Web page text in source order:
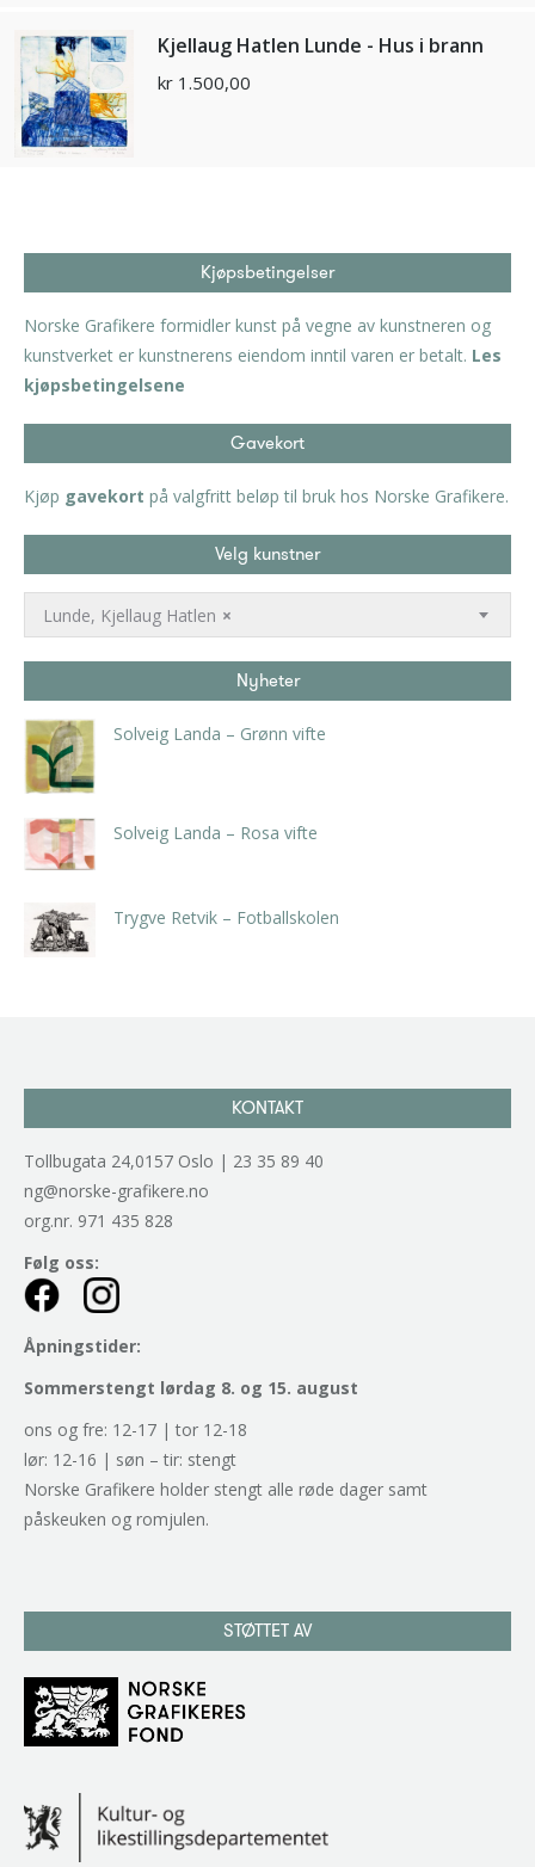
Kjellaug Hatlen Lunde - Hus i brann
kr 1.500,00
Kjøpsbetingelser
Norske Grafikere formidler kunst på vegne av kunstneren og
kunstverket er kunstnerens eiendom inntil varen er betalt. Les
kjøpsbetingelsene
Gavekort
Kjøp gavekort på valgfritt beløp til bruk hos Norske Grafikere.
Velg kunstner
×
Lunde, Kjellaug Hatlen
Nyheter
Solveig Landa – Grønn vifte
Solveig Landa – Rosa vifte
Trygve Retvik – Fotballskolen
KONTAKT
Tollbugata 24,0157 Oslo | 23 35 89 40
ng@norske-grafikere.no
org.nr. 971 435 828
Følg oss:
Åpningstider:
Sommerstengt lørdag 8. og 15. august
ons og fre: 12-17 | tor 12-18
lør: 12-16 | søn – tir: stengt
Norske Grafikere holder stengt alle røde dager samt
påskeuken og romjulen.
STØTTET AV